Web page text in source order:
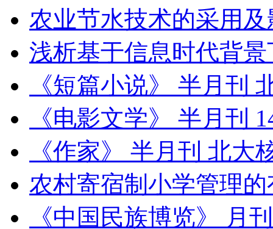
农业节水技术的采用
浅析基于信息时代背
《短篇小说》 半月刊
《电影文学》 半月刊
《作家》 半月刊 北大
农村寄宿制小学管理
《中国民族博览》 月